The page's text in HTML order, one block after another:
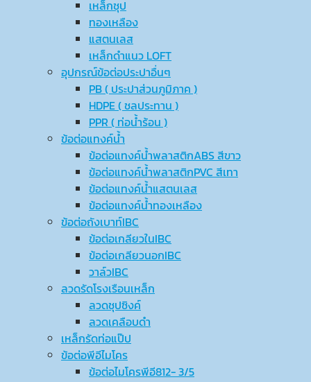
เหล็กชุป
ทองเหลือง
แสตนเลส
เหล็กดำแนว LOFT
อุปกรณ์ข้อต่อประปาอื่นๆ
PB ( ประปาส่วนภูมิภาค )
HDPE ( ชลประทาน )
PPR ( ท่อน้ำร้อน )
ข้อต่อแทงค์น้ำ
ข้อต่อแทงค์น้ำพลาสติกABS สีขาว
ข้อต่อแทงค์น้ำพลาสติกPVC สีเทา
ข้อต่อแทงค์น้ำแสตนเลส
ข้อต่อแทงค์น้ำทองเหลือง
ข้อต่อถังเบาท์IBC
ข้อต่อเกลียวในIBC
ข้อต่อเกลียวนอกIBC
วาล์วIBC
ลวดรัดโรงเรือนเหล็ก
ลวดชุปซิงค์
ลวดเคลือบดำ
เหล็กรัดท่อแป๊ป
ข้อต่อพีอีไมโคร
ข้อต่อไมโครพีอี812- 3/5